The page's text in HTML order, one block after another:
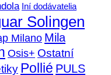
Iní dodávatelia
Solingen
Milano Mila
Osis+ Ostatní
Pollié PULS